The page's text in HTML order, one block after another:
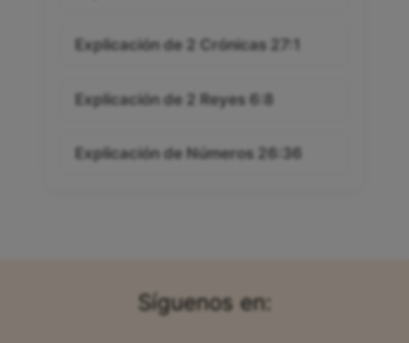
Explicación de 2 Crónicas 27:1
Explicación de 2 Reyes 6:8
Explicación de Números 26:36
Síguenos en: